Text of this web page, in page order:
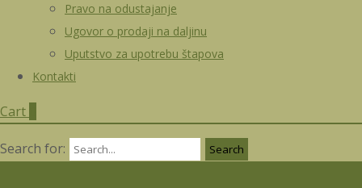
Pravo na odustajanje
Ugovor o prodaji na daljinu
Uputstvo za upotrebu štapova
Kontakti
Cart
Search for: